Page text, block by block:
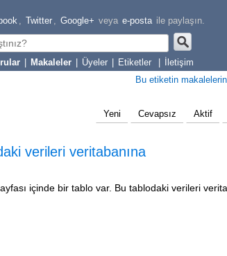
, Twitter , Google+ veya e-posta ile paylaşın.
Makaleler Üyeler Etiketler İletişim
Bu etiketin
Yeni Cevapsız Aktif
verileri veritabanına
içinde bir tablo var. Bu tablodaki verileri